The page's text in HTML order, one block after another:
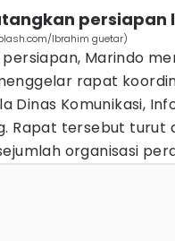
persiapan
Ibrahim guetar)
Marindo
rapat
Dinas Komunikasi,
Rapat tersebut turut
organisasi